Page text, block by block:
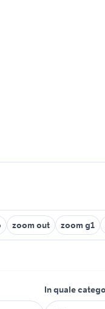
zoom out zoom g1
In quale